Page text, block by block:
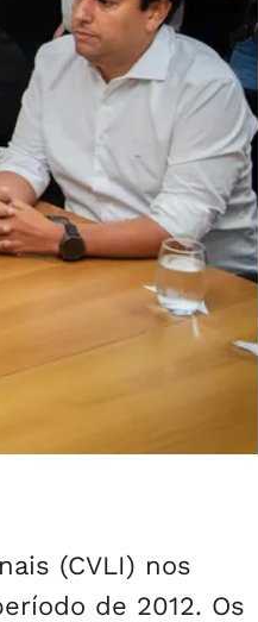
(CVLI) nos
de 2012. Os